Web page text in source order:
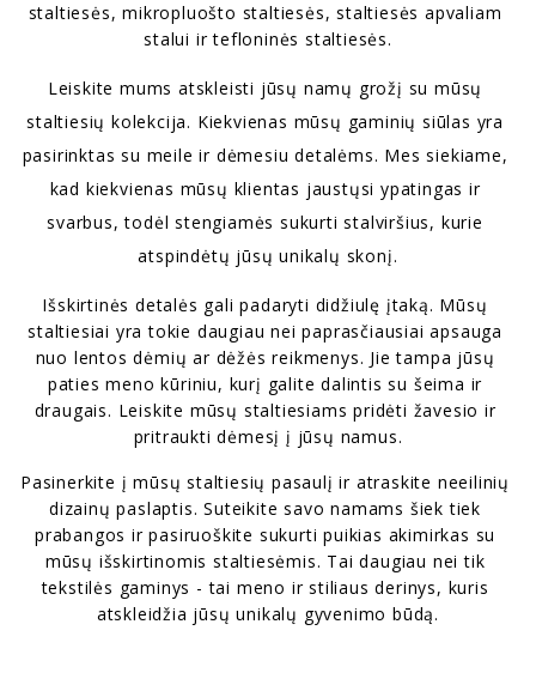
staltiesės, mikropluošto staltiesės, staltiesės apvaliam
stalui ir tefloninės staltiesės.
Leiskite mums atskleisti jūsų namų grožį su mūsų
staltiesių kolekcija. Kiekvienas mūsų gaminių siūlas yra
pasirinktas su meile ir dėmesiu detalėms. Mes siekiame,
kad kiekvienas mūsų klientas jaustųsi ypatingas ir
svarbus, todėl stengiamės sukurti stalviršius, kurie
atspindėtų jūsų unikalų skonį.
Išskirtinės detalės gali padaryti didžiulę įtaką. Mūsų
staltiesiai yra tokie daugiau nei paprasčiausiai apsauga
nuo lentos dėmių ar dėžės reikmenys. Jie tampa jūsų
paties meno kūriniu, kurį galite dalintis su šeima ir
draugais. Leiskite mūsų staltiesiams pridėti žavesio ir
pritraukti dėmesį į jūsų namus.
Pasinerkite į mūsų staltiesių pasaulį ir atraskite neeilinių
dizainų paslaptis. Suteikite savo namams šiek tiek
prabangos ir pasiruoškite sukurti puikias akimirkas su
mūsų išskirtinomis staltiesėmis. Tai daugiau nei tik
tekstilės gaminys - tai meno ir stiliaus derinys, kuris
atskleidžia jūsų unikalų gyvenimo būdą.